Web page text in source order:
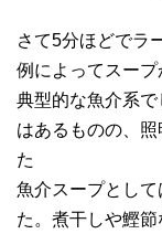
さて5分ほどでラ
例によってスープ
典型的な魚介系
はあるものの、
た
魚介スープとし
た。煮干しや鰹節